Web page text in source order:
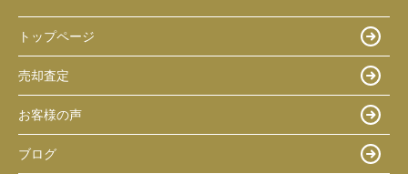
トップページ
売却査定
お客様の声
ブログ